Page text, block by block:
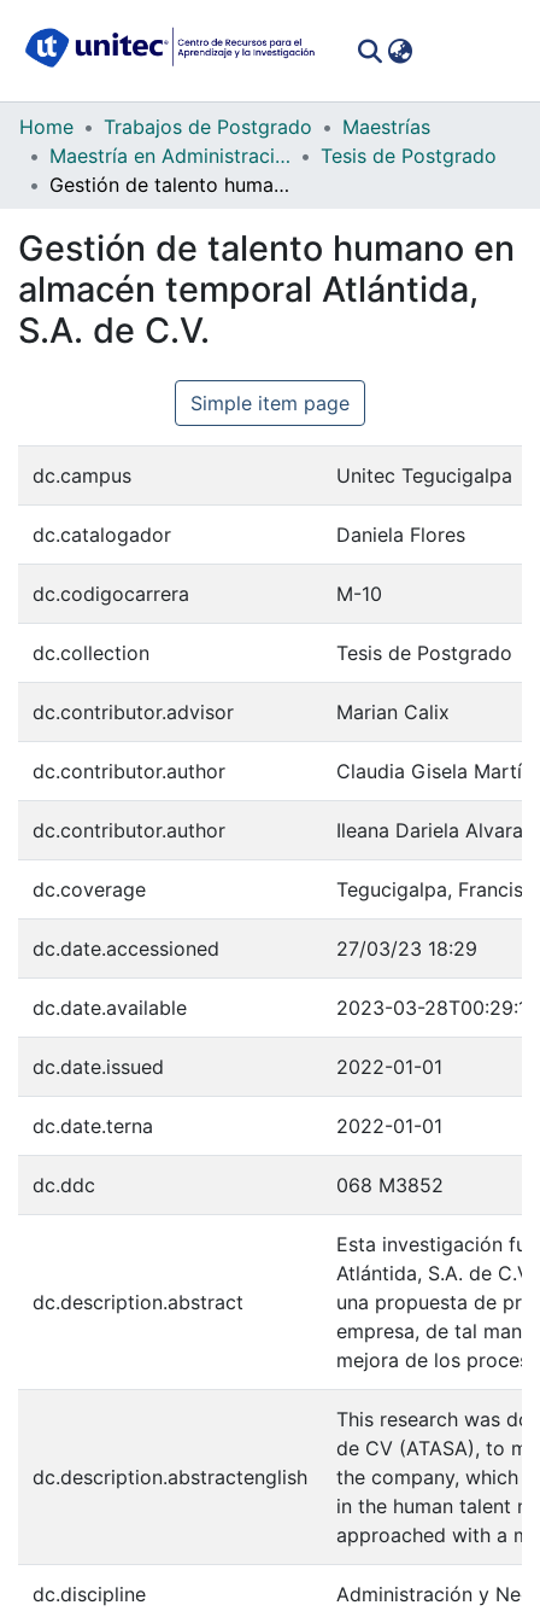
Communities
Collections
All of DSpace
Statistics
Home Trabajos de Postgrado
Maestrías
Maestría en Administración de Proyectos
Tesis de Postgrado
Gestión de talento humano en almacén temporal Atlántida, S.A. de C.V.
Gestión de talento humano en
almacén temporal Atlántida,
S.A. de C.V.
Simple item page
dc.campus Unitec Tegucigalpa
dc.catalogador Daniela Flores
dc.codigocarrera M-10
dc.collection Tesis de Postgrado
dc.contributor.advisor Marian Calix
dc.contributor.author Claudia Gisela
dc.contributor.author Ileana Dariela
dc.coverage Tegucigalpa,
dc.date.accessioned 27/03/23 18:29
dc.date.available 2023-03-
dc.date.issued 2022-01-01
dc.date.terna 2022-01-01
dc.ddc 068 M3852
dc.description.abstract
Esta investigación
Atlántida, S.A. de
una propuesta de
empresa, de tal
mejora de los
dc.description.abstractenglish
This research was
de CV (ATASA), to
the company, which
in the human talent
approached with a
dc.discipline Administración y